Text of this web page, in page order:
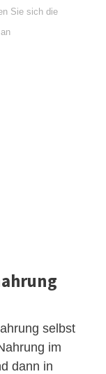
Sie sich die
selbst
im
dann in